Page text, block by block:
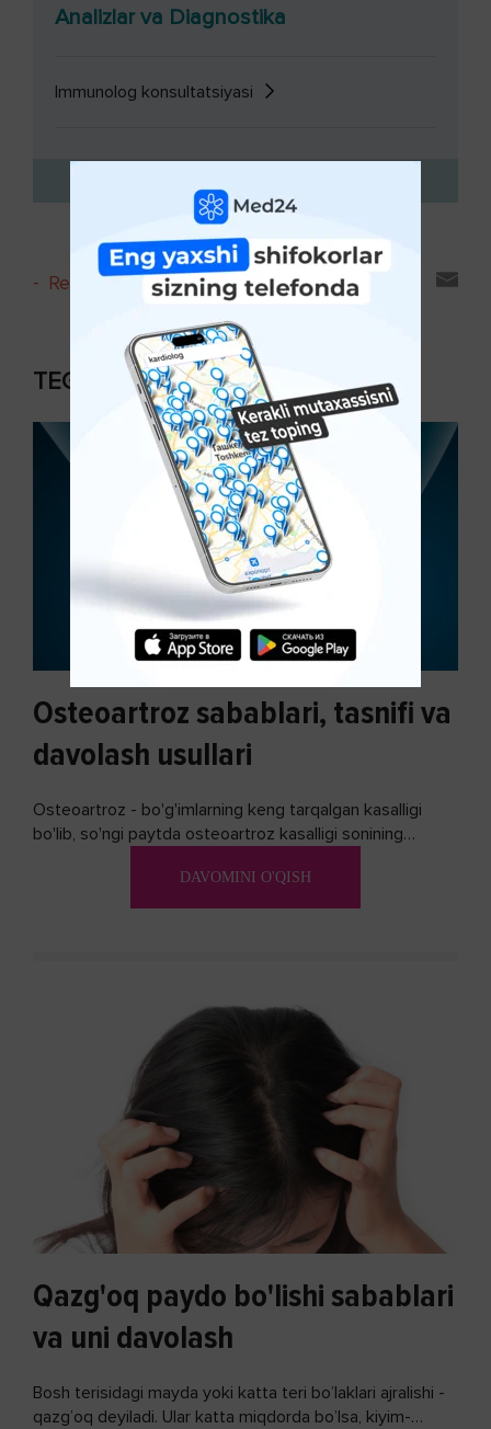
Analizlar va Diagnostika
Immunolog konsultatsiyasi
- Reyting va sharhlar
TEGISHLI MAQOLALAR
Osteoartroz sabablari, tasnifi va
davolash usullari
Osteoartroz - bo'g'imlarning keng tarqalgan kasalligi
bo'lib, so'ngi paytda osteoartroz kasalligi sonining
DAVOMINI O'QISH
Qazg'oq paydo bo'lishi sabablari
va uni davolash
Bosh terisidagi mayda yoki katta teri bo’laklari ajralishi -
qazg’oq deyiladi. Ular katta miqdorda bo’lsa, kiyim-